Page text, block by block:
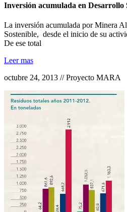
Inversión acumulada en Desarrollo
La inversión acumulada por Minera
Sostenible, desde el inicio de su
De ese total
Leer mas
octubre 24, 2013 // Proyecto MARA